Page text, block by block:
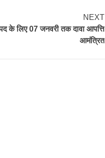
NEXT
के लिए 07 जनवरी तक दावा आपत्ति
आमंत्रित